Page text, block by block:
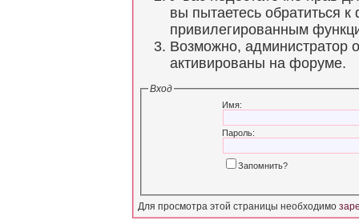
вы пытаетесь обратиться
привилегированным
Возможно, администратор
активированы на форуме.
Вход
Имя:
Пароль:
Запомнить?
Для просмотра этой страницы необходимо